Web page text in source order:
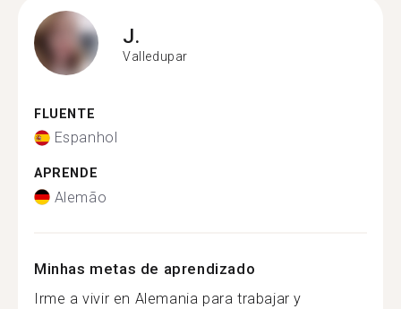
J.
Valledupar
FLUENTE
Espanhol
APRENDE
Alemão
Minhas metas de aprendizado
Irme a vivir en Alemania para trabajar y